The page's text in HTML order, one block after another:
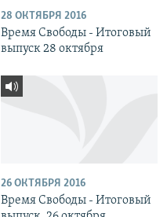
28 ОКТЯБРЯ 2016
Время Свободы - Итоговый
выпуск 28 октября
26 ОКТЯБРЯ 2016
Время Свободы - Итоговый